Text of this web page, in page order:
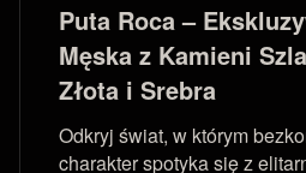
Puta Roca –
Męska z Kamieni
Złota i Srebra
Odkryj świat, w którym
charakter spotyka się z